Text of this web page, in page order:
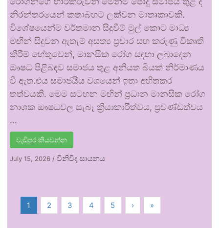
නිරන්තරයෙන් කතාබහට ලක්වන මාතෘකාවකි.
විශේෂයෙන්ම වර්තමාන සිදුවීම් මුල් කොට මාධ්‍ය
මඟින් සිදුවන ඇතැම් අසත්‍ය ප්‍රචාර සහ කරුණු විකෘති
කිරීම් හේතුවෙන්, මානසික රෝග සඳහා ලබාදෙන
ඖෂධ පිළිබඳව සමාජය තුළ අනියත බියක් නිර්මාණය
වී ඇත.එය සමාජයීය වශයෙන් ඉතා අහිතකර
තත්වයකි. මෙම සටහන මඟින් ප්‍රධාන මානසික රෝග
නාශක ඖෂධවල සැබෑ ක්‍රියාකාරීත්වය, ප්‍රචණ්ඩත්වය
…
වැඩිපුර කියවන්න
July 15, 2026 / විනිවිද සායනය
1 2 3 4 5 › »